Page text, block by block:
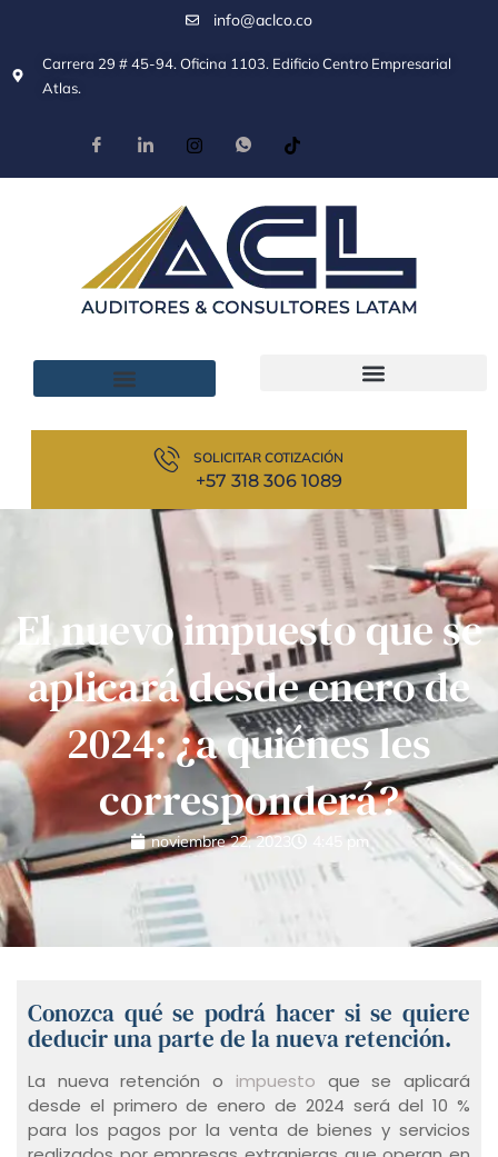
info@aclco.co
Carrera 29 # 45-94. Oficina 1103. Edificio Centro Empresarial
Atlas.
SOLICITAR COTIZACIÓN
+57 318 306 1089
El nuevo impuesto que se
aplicará desde enero de
2024: ¿a quiénes les
corresponderá?
noviembre 22, 2023 4:45 pm
Conozca qué se podrá hacer si se quiere
deducir una parte de la nueva retención.
La nueva retención o impuesto que se aplicará
desde el primero de enero de 2024 será del 10 %
para los pagos por la venta de bienes y servicios